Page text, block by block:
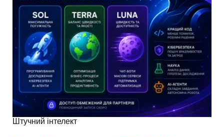
Штучний інтелект